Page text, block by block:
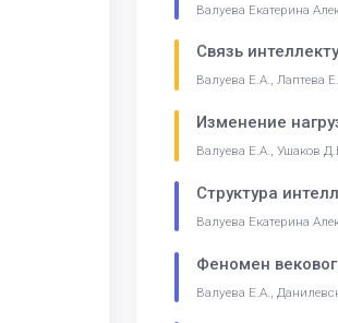
Валуева Екатерина
Связь
Валуева Е.А., Лаптева
Изменение
Валуева Е.А., Ушаков
Структура
Валуева Екатерина
Феномен
Валуева Е.А.,